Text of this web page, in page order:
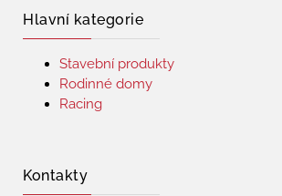
Hlavní kategorie
Stavební produkty
Rodinné domy
Racing
Kontakty